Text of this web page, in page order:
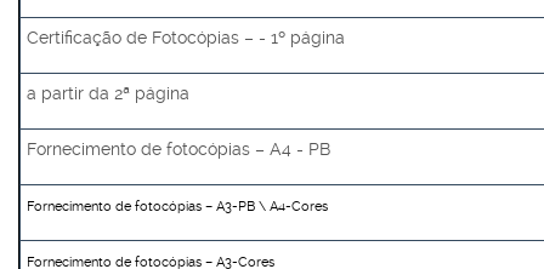
Certificação de Fotocópias – - 1º página
a partir da 2ª página
Fornecimento de fotocópias – A4 - PB
Fornecimento de fotocópias – A3-PB \ A4-Cores
Fornecimento de fotocópias – A3-Cores